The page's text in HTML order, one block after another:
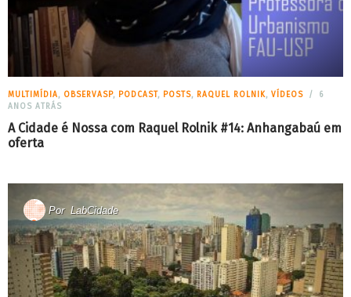
MULTIMÍDIA, OBSERVASP, PODCAST, POSTS, RAQUEL ROLNIK, VÍDEOS
6
ANOS ATRÁS
A Cidade é Nossa com Raquel Rolnik #14: Anhangabaú em
oferta
Por LabCidade